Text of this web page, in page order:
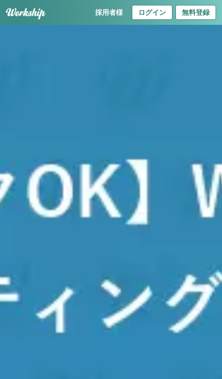
採用者様 ログイン 無料登録